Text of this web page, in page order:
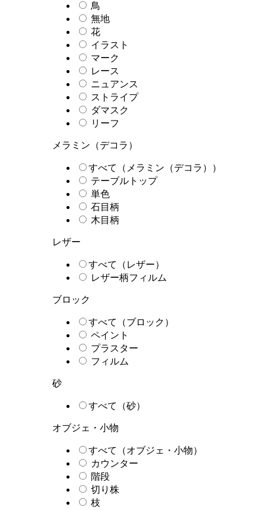
鳥
無地
花
イラスト
マーク
レース
ニュアンス
ストライプ
ダマスク
リーフ
メラミン（デコラ）
すべて（メラミン（デコラ））
テーブルトップ
単色
石目柄
木目柄
レザー
すべて（レザー）
レザー柄フィルム
ブロック
すべて（ブロック）
ペイント
プラスター
フィルム
砂
すべて（砂）
オブジェ・小物
すべて（オブジェ・小物）
カウンター
階段
切り株
枝